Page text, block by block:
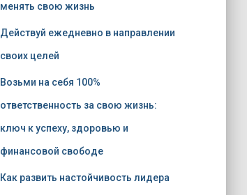
менять свою жизнь
Действуй ежедневно в направлении
своих целей
Возьми на себя 100%
ответственность за свою жизнь:
ключ к успеху, здоровью и
финансовой свободе
Как развить настойчивость лидера